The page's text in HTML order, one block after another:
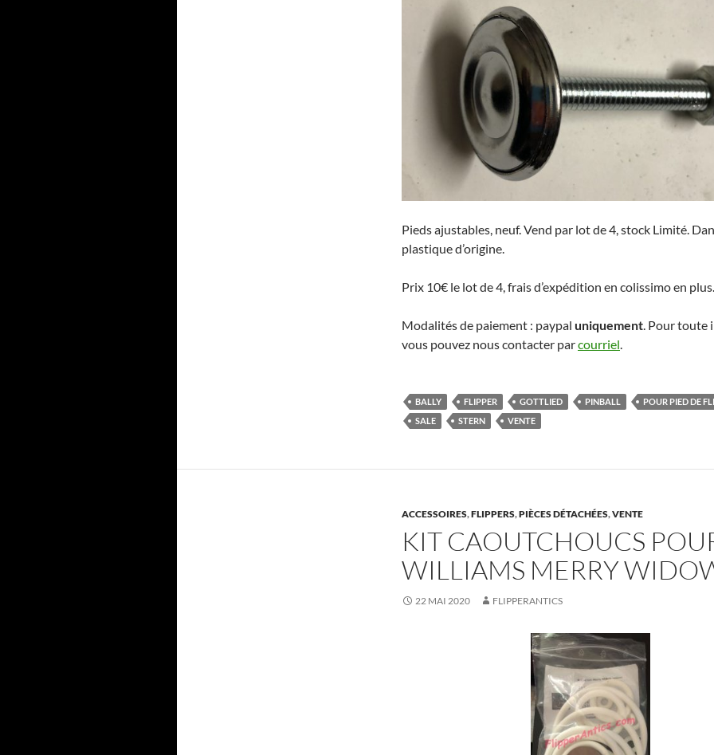
Pieds ajustables, neuf. Vend par lot de 4, stock Limité.
plastique d’origine.
Prix 10€ le lot de 4, frais d’expédition en colissimo en plus.
Modalités de paiement : paypal uniquement . Pour
vous pouvez nous contacter parcourriel
BALLY FLIPPER GOTTLIED PINBALL
POUR PIED DE
SALE
STERN VENTE
ACCESSOIRES,FLIPPERS,PIÈCES DÉTACHÉES,VENTE
KIT CAOUTCHOUCS
WILLIAMS MERRY
22 MAI 2020 FLIPPERANTICS